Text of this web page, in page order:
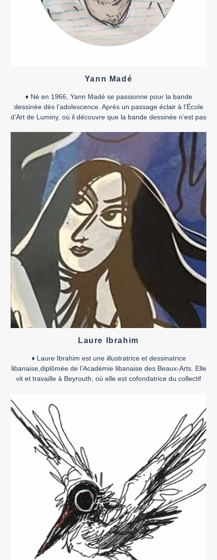
Yann Madé
♦ Né en 1966, Yann Madé se passionne pour la bande
dessinée dès l’adolescence. Après un passage éclair à l’École
d’Art de Luminy, où il découvre que la bande dessinée n’est pas
culturelle, secteur qui lui permet de mener des ateliers de
bande dessinée auprès de divers […]
Laure Ibrahim
♦ Laure Ibrahim est une illustratrice et dessinatrice
libanaise,diplômée de l’Académie libanaise des Beaux-Arts. Elle
vit et travaille à Beyrouth, où elle est cofondatrice du collectif
signe avec Qui a tué Asmahan ? […]